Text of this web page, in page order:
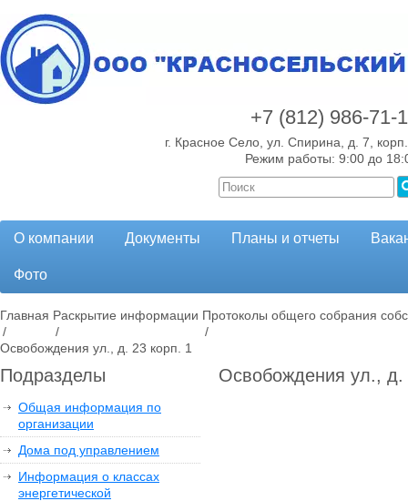
+7 (812) 986-71-
г. Красное Село, ул. Спирина, д. 7,
Режим работы: 9:00 до
О компании Документы Планы и отчеты
Фото
Главная
/
Раскрытие информации
/
Протоколы общего собрания
/
Освобождения ул., д. 23 корп. 1
Подразделы
Общая информация по
организации
Дома под управлением
Информация о классах
энергетической
Освобождения ул., д.